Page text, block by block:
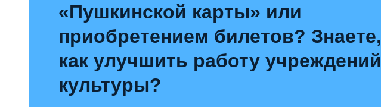
«Пушкинской карты» или
приобретением билетов? Знаете,
как улучшить работу учреждений
культуры?